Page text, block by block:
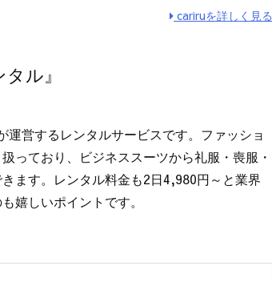
cariruを詳しく見る
ル』
営するレンタルサービスです。ファッショ
っており、ビジネススーツから礼服・喪服・
ます。レンタル料金も2日4,980円～と業界
嬉しいポイントです。